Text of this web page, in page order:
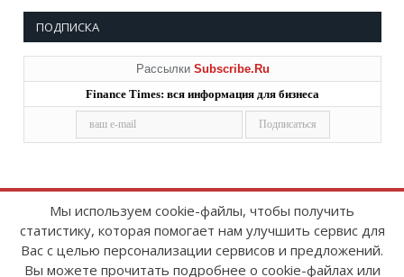
ПОДПИСКА
Рассылки Subscribe.Ru
Finance Times: вся информация для бизнеса
Copyright © 2008-2026FinanceTimes
Зарегистрировано в Роскомнадзоре
Мы используем cookie-файлы, чтобы получить
статистику, которая помогает нам улучшить сервис для
Вас с целью персонализации сервисов и предложений.
Вы можете прочитать подробнее о cookie-файлах или